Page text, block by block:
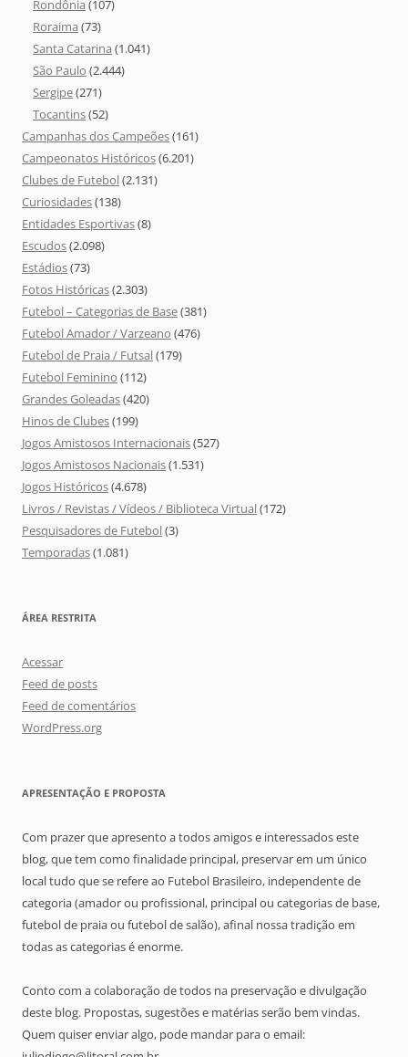
Rondônia (107)
Roraima (73)
Santa Catarina (1.041)
São Paulo (2.444)
Sergipe(271)
Tocantins(52)
Campanhas dos Campeões(161)
Campeonatos Históricos(6.201)
Clubes de Futebol(2.131)
Curiosidades(138)
Entidades Esportivas(8)
Escudos(2.098)
Estádios(73)
Fotos Históricas(2.303)
Futebol – Categorias de Base(381)
Futebol Amador / Varzeano (476)
Futebol de Praia / Futsal(179)
Futebol Feminino (112)
Grandes Goleadas(420)
Hinos de Clubes(199)
Jogos Amistosos Internacionais(527)
Jogos Amistosos Nacionais(1.531)
Jogos Históricos(4.678)
Livros / Revistas / Vídeos / Biblioteca Virtual(172)
Pesquisadores de Futebol(3)
Temporadas(1.081)
ÁREA RESTRITA
Acessar
Feed de posts
Feed de comentários
WordPress.org
APRESENTAÇÃO E PROPOSTA
Com prazer que apresento a todos amigos e interessados este
blog, que tem como finalidade principal, preservar em um único
local tudo que se refere ao Futebol Brasileiro, independente de
categoria (amador ou profissional, principal ou categorias de base,
futebol de praia ou futebol de salão), afinal nossa tradição em
todas as categorias é enorme.
Conto com a colaboração de todos na preservação e divulgação
deste blog. Propostas, sugestões e matérias serão bem vindas.
Quem quiser enviar algo, pode mandar para o email: